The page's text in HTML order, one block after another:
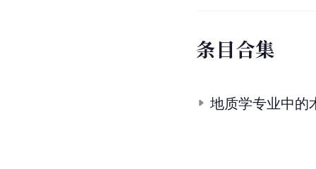
条目合集
地质学专业中的